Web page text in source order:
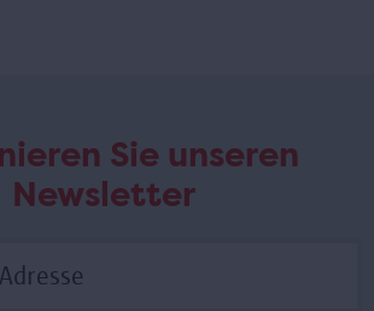
Sie unseren
Newsletter